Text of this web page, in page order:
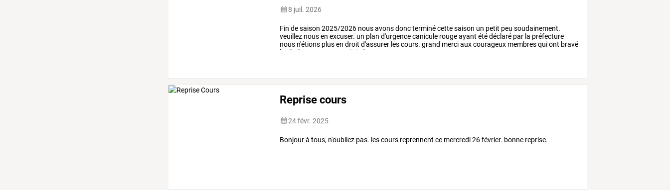
8 juil. 2026
Fin desaison 2025/2026 nousavonsdoncterminécettesaison un petit peu soudainement.
veuillez nousen excuser. un plan d'urgencecanicule rougeayant étédéclaré par la préfecture
nous n'étions plusen droit d'assurer lescours. grand merciauxcourageux membresquiont bravé
la
chaleur rejoindre
Reprise cours
24 févr. 2025
Bonjour à tous, n'oubliez pas. les cours reprennent ce mercredi 26 février. bonne reprise.